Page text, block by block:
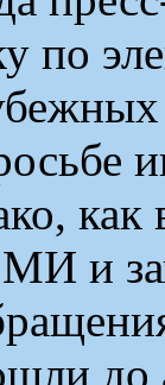
по
как
и
до